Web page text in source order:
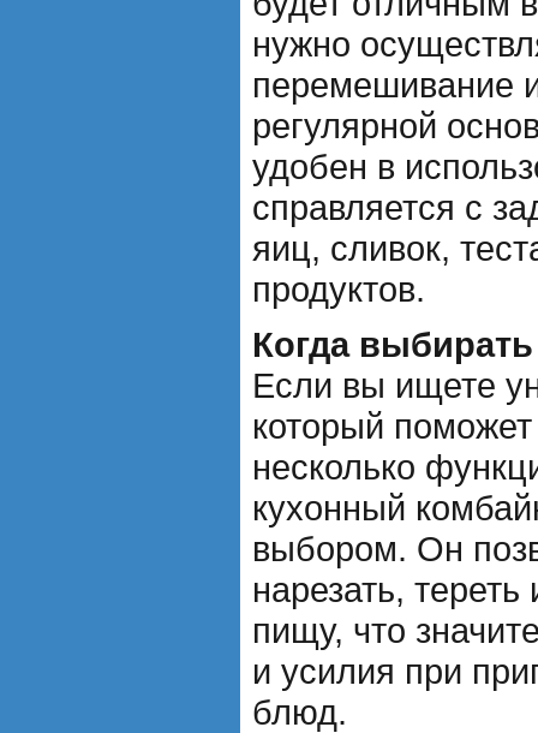
нужно
перемешивание
регулярной
удобен в
справляется с
яиц, сливок,
продуктов.
Когда
Если вы ищете
который
несколько
кухонный
выбором. Он
нарезать, тереть
пищу, что
и усилия при
блюд.